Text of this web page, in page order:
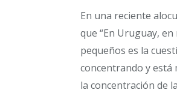
En una reciente
que “En Uruguay,
pequeños es la
concentrando y está
la concentración de